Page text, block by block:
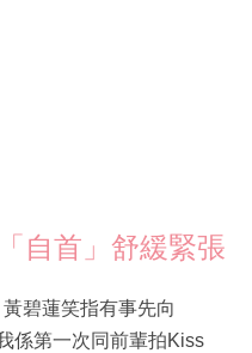
自首」舒緩緊張
碧蓮笑指有事先向
係第一次同前輩拍Kiss